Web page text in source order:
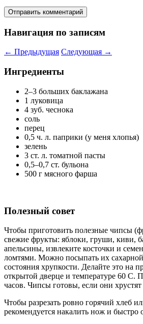
Навигация по записям
← Предыдущая Следующая →
Ингредиенты
2–3 больших баклажана
1 луковица
4 зуб. чеснока
соль
перец
0,5 ч. л. паприки (у меня хлопья)
зелень
3 ст. л. томатной пасты
0,5–0,7 ст. бульона
500 г мясного фарша
Полезный совет
Чтобы приготовить полезные чипсы
свежие фрукты: яблоки, груши, киви,
апельсины, извлеките косточки и
ломтями. Можно посыпать их
состояния хрупкости. Делайте это на
открытой дверце и температуре 60 С.
часов. Чипсы готовы, если они
Чтобы разрезать ровно горячий хлеб
рекомендуется накалить нож и быстро